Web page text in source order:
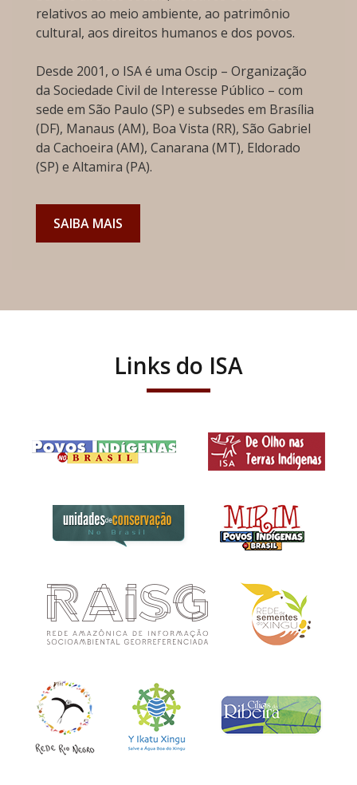
relativos ao meio ambiente, ao patrimônio
cultural, aos direitos humanos e dos povos.
Desde 2001, o ISA é uma Oscip – Organização
da Sociedade Civil de Interesse Público – com
sede em São Paulo (SP) e subsedes em Brasília
(DF), Manaus (AM), Boa Vista (RR), São Gabriel
da Cachoeira (AM), Canarana (MT), Eldorado
(SP) e Altamira (PA).
SAIBA MAIS
Links do ISA